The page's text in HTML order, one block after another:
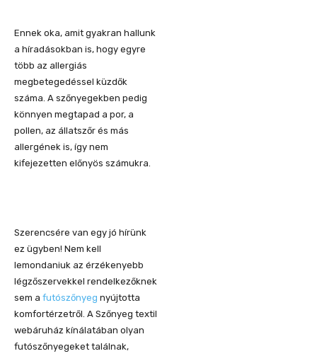
Ennek oka, amit gyakran hallunk
a híradásokban is, hogy egyre
több az allergiás
megbetegedéssel küzdők
száma. A szőnyegekben pedig
könnyen megtapad a por, a
pollen, az állatszőr és más
allergének is, így nem
kifejezetten előnyös számukra.
Szerencsére van egy jó hírünk
ez ügyben! Nem kell
lemondaniuk az érzékenyebb
légzőszervekkel rendelkezőknek
sem a futószőnyeg nyújtotta
komfortérzetről. A Szőnyeg textil
webáruház kínálatában olyan
futószőnyegeket találnak,